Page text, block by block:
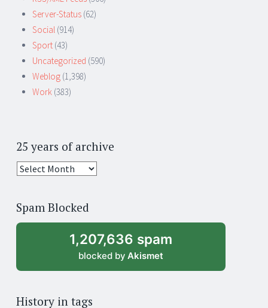
Server-Status (62)
Social (914)
Sport (43)
Uncategorized (590)
Weblog (1,398)
Work (383)
25 years of archive
25
archive
Spam Blocked
1,207,636 spam
blocked by Akismet
History in tags